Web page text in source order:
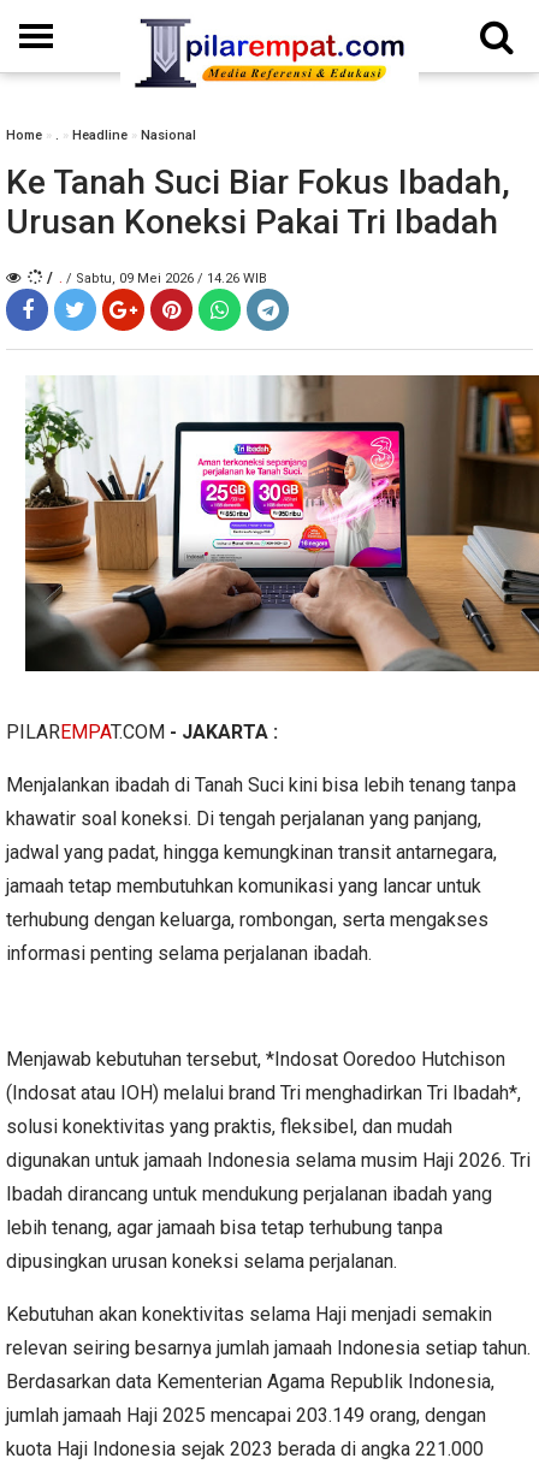
Home » . » Headline » Nasional
Ke Tanah Suci Biar Fokus Ibadah,
Urusan Koneksi Pakai Tri Ibadah
/ . / Sabtu, 09 Mei 2026 / 14.26 WIB
PILAREMPAT.COM - JAKARTA :
Menjalankan ibadah di Tanah Suci kini bisa lebih tenang tanpa
khawatir soal koneksi. Di tengah perjalanan yang panjang,
jadwal yang padat, hingga kemungkinan transit antarnegara,
jamaah tetap membutuhkan komunikasi yang lancar untuk
terhubung dengan keluarga, rombongan, serta mengakses
informasi penting selama perjalanan ibadah.
Menjawab kebutuhan tersebut, *Indosat Ooredoo Hutchison
(Indosat atau IOH) melalui brand Tri menghadirkan Tri Ibadah*,
solusi konektivitas yang praktis, fleksibel, dan mudah
digunakan untuk jamaah Indonesia selama musim Haji 2026. Tri
Ibadah dirancang untuk mendukung perjalanan ibadah yang
lebih tenang, agar jamaah bisa tetap terhubung tanpa
dipusingkan urusan koneksi selama perjalanan.
Kebutuhan akan konektivitas selama Haji menjadi semakin
relevan seiring besarnya jumlah jamaah Indonesia setiap tahun.
Berdasarkan data Kementerian Agama Republik Indonesia,
jumlah jamaah Haji 2025 mencapai 203.149 orang, dengan
kuota Haji Indonesia sejak 2023 berada di angka 221.000